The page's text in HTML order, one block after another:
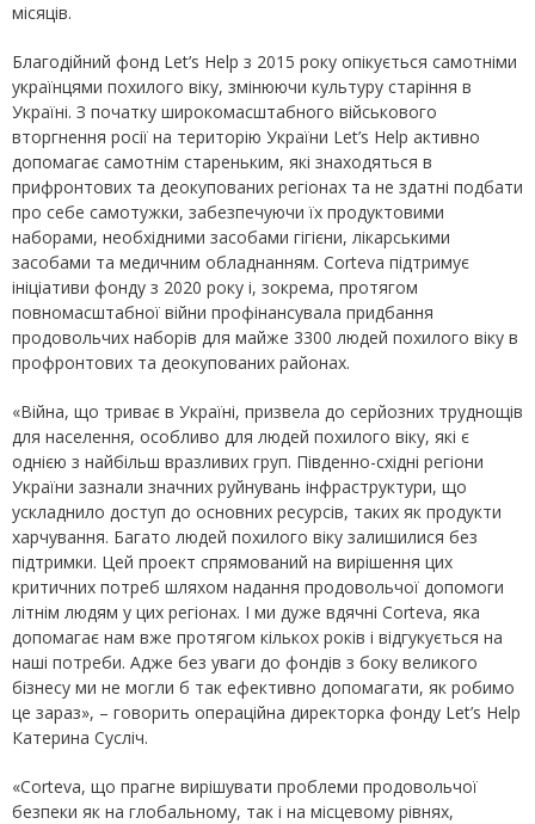
місяців.
Благодійний фонд Let’s Help з 2015 року опікується самотніми
українцями похилого віку, змінюючи культуру старіння в
Україні. З початку широкомасштабного військового
вторгнення росії на територію України Let’s Help активно
допомагає самотнім стареньким, які знаходяться в
прифронтових та деокупованих регіонах та не здатні подбати
про себе самотужки, забезпечуючи їх продуктовими
наборами, необхідними засобами гігієни, лікарськими
засобами та медичним обладнанням. Сorteva підтримує
ініціативи фонду з 2020 року і, зокрема, протягом
повномасштабної війни профінансувала придбання
продовольчих наборів для майже 3300 людей похилого віку в
профронтових та деокупованих районах.
«Війна, що триває в Україні, призвела до серйозних труднощів
для населення, особливо для людей похилого віку, які є
однією з найбільш вразливих груп. Південно-східні регіони
України зазнали значних руйнувань інфраструктури, що
ускладнило доступ до основних ресурсів, таких як продукти
харчування. Багато людей похилого віку залишилися без
підтримки. Цей проект спрямований на вирішення цих
критичних потреб шляхом надання продовольчої допомоги
літнім людям у цих регіонах. І ми дуже вдячні Сorteva, яка
допомагає нам вже протягом кількох років і відгукується на
наші потреби. Адже без уваги до фондів з боку великого
бізнесу ми не могли б так ефективно допомагати, як робимо
це зараз», – говорить операційна директорка фонду Let’s Help
Катерина Сусліч.
«Corteva, що прагне вирішувати проблеми продовольчої
безпеки як на глобальному, так і на місцевому рівнях,